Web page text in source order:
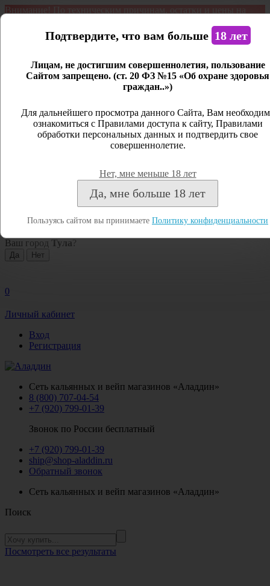
Внимание! По техническим причинам, остатки и цены на
является демонстрационным. Дистанционная продажа не
Открыть сайдбар
Личный кабинет
Закрыть
Посмотреть все результаты
Ваш город Тула ?
0
Личный кабинет
Вход
Регистрация
Сеть кальянных и вейп магазинов «Аладдин»
8 (800) 707-04-54
+7 (920) 799-01-39
Звонок по России бесплатный
+7 (920) 799-01-39
ship@shop-aladdin.ru
Обратный звонок
Сеть кальянных и вейп магазинов «Аладдин»
Поиск
Посмотреть все результаты
Подтвердите, что вам больше 18 лет
Лицам, не достигшим совершеннолетия, пользование
Сайтом запрещено. (ст. 20 ФЗ №15 «Об охране здоровья
граждан..»)
Для дальнейшего просмотра данного Сайта, Вам
ознакомиться с Правилами доступа к сайту, Правилами
обработки персональных данных и подтвердить свое
совершеннолетие.
Нет, мне меньше 18 лет
Да, мне больше 18 лет
Пользуясь сайтом вы принимаете Политику конфиденциальности